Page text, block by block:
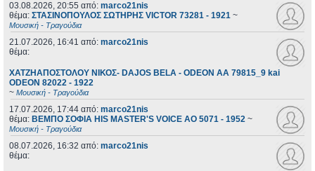
03.08.2026, 20:55 από: marco21nis
θέμα: ΣΤΑΣΙΝΟΠΟΥΛΟΣ ΣΩΤΗΡΗΣ VICTOR 73281 - 1921 ~
Μουσική - Τραγούδια
21.07.2026, 16:41 από: marco21nis
θέμα:
ΧΑΤΖΗΑΠΟΣΤΟΛΟΥ ΝΙΚΟΣ- DAJOS BELA - ODEON AA 79815_9 kai
ODEON 82022 - 1922
~ Μουσική - Τραγούδια
17.07.2026, 17:44 από: marco21nis
θέμα: ΒΕΜΠΟ ΣΟΦΙΑ HIS MASTER'S VOICE AO 5071 - 1952 ~
Μουσική - Τραγούδια
08.07.2026, 16:32 από: marco21nis
θέμα: